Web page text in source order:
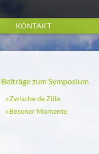
KONTAKT
Beiträge zum Symposium
Zwische de Ziile
Bosener Momente